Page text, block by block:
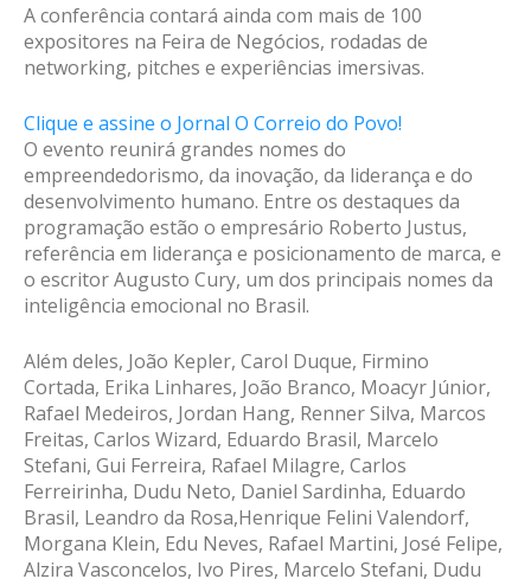
A conferência contará ainda com mais de 100
expositores na Feira de Negócios, rodadas de
networking, pitches e experiências imersivas.
Clique e assine o Jornal O Correio do Povo!
O evento reunirá grandes nomes do
empreendedorismo, da inovação, da liderança e do
desenvolvimento humano. Entre os destaques da
programação estão o empresário Roberto Justus,
referência em liderança e posicionamento de marca, e
o escritor Augusto Cury, um dos principais nomes da
inteligência emocional no Brasil.
Além deles, João Kepler, Carol Duque, Firmino
Cortada, Erika Linhares, João Branco, Moacyr Júnior,
Rafael Medeiros, Jordan Hang, Renner Silva, Marcos
Freitas, Carlos Wizard, Eduardo Brasil, Marcelo
Stefani, Gui Ferreira, Rafael Milagre, Carlos
Ferreirinha, Dudu Neto, Daniel Sardinha, Eduardo
Brasil, Leandro da Rosa,Henrique Felini Valendorf,
Morgana Klein, Edu Neves, Rafael Martini, José Felipe,
Alzira Vasconcelos, Ivo Pires, Marcelo Stefani, Dudu